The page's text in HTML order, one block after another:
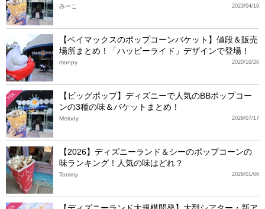
2023/04/19
みーこ
【ベイマックスのポップコーンバケット】値段＆販売
場所まとめ！「ハッピーライド」デザインで登場！
2020/10/26
monpy
TDL
【ビッグポップ】ディズニーで人気のBBポップコー
ンの3種の味＆バケットまとめ！
2026/07/17
Melody
【2026】ディズニーランド＆シーのポップコーンの
味ランキング！人気の味はどれ？
2026/01/06
Tommy